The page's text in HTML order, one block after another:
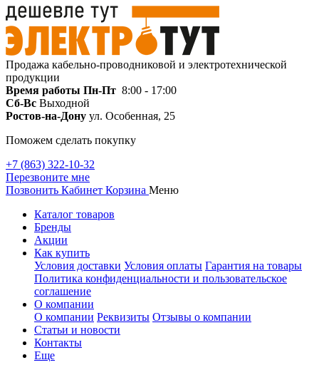
Продажа кабельно-проводниковой и электротехнической
продукции
Время работы Пн-Пт 8:00 - 17:00
Сб-Вс Выходной
Ростов-на-Дону ул. Особенная, 25
Поможем сделать покупку
+7 (863) 322-10-32
Перезвоните мне
Позвонить Кабинет Корзина Меню
Каталог товаров
Бренды
Акции
Как купить
Условия доставки Условия оплаты Гарантия на товары
Политика конфиденциальности и пользовательское
соглашение
О компании
О компании Реквизиты Отзывы о компании
Статьи и новости
Контакты
Еще